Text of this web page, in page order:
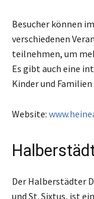
Besucher können
verschiedenen
teilnehmen, um
Es gibt auch eine
Kinder und
Website:
Der Halberstädter
und St. Sixtus, ist